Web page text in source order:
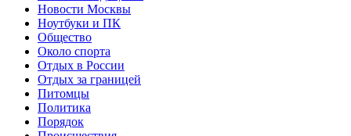
Новости Москвы
Ноутбуки и ПК
Общество
Около спорта
Отдых в России
Отдых за границей
Питомцы
Политика
Порядок